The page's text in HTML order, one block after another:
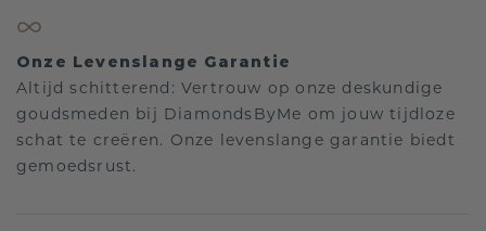
Onze Levenslange Garantie
Altijd schitterend: Vertrouw op onze deskundige
goudsmeden bij DiamondsByMe om jouw tijdloze
schat te creëren. Onze levenslange garantie biedt
gemoedsrust.